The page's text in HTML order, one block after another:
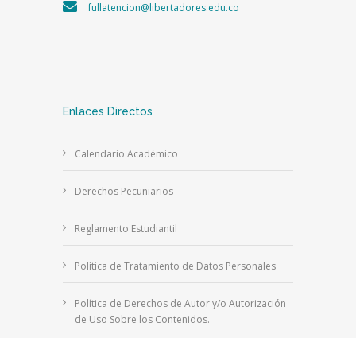
fullatencion@libertadores.edu.co
Enlaces Directos
Calendario Académico
Derechos Pecuniarios
Reglamento Estudiantil
Política de Tratamiento de Datos Personales
Política de Derechos de Autor y/o Autorización
de Uso Sobre los Contenidos.